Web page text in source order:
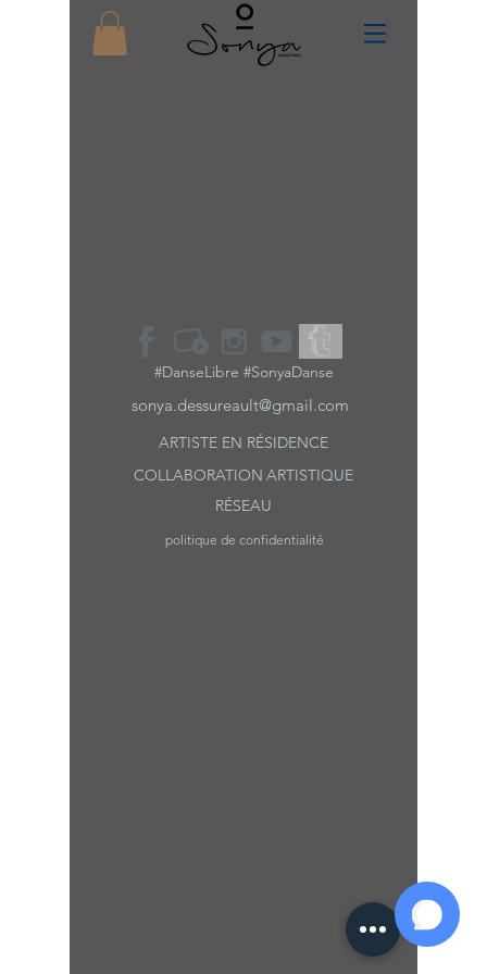
#DanseLibre #SonyaDanse
sonya.dessureault@gmail.com
ARTISTE EN RÉSIDENCE
COLLABORATION ARTISTIQUE
RÉSEAU
politique de confidentialité